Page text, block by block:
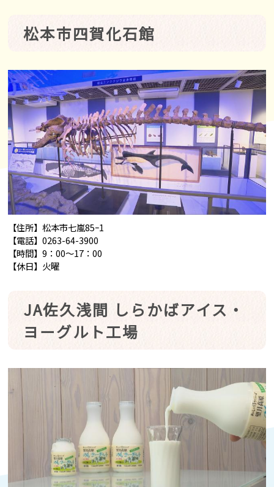
松本市四賀化石館
【住所】松本市七嵐85ｰ1
【電話】0263-64-3900
【時間】9：00～17：00
【休日】火曜
JA佐久浅間 しらかばアイス・
ヨーグルト工場